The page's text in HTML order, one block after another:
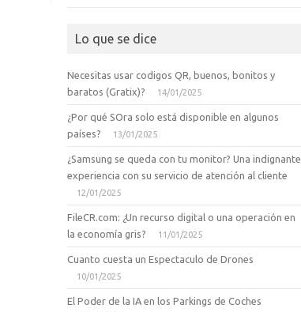
Lo que se dice
Necesitas usar codigos QR, buenos, bonitos y
baratos (Gratix)?
14/01/2025
¿Por qué SOra solo está disponible en algunos
países?
13/01/2025
¿Samsung se queda con tu monitor? Una indignante
experiencia con su servicio de atención al cliente
12/01/2025
FileCR.com: ¿Un recurso digital o una operación en
la economía gris?
11/01/2025
Cuanto cuesta un Espectaculo de Drones
10/01/2025
El Poder de la IA en los Parkings de Coches